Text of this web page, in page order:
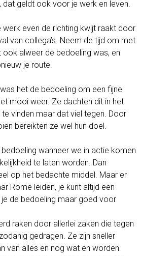
geldt ook voor je werk en leven.
werk even de richting kwijt raakt door
van collega’s. Neem de tijd om met
ook alweer de bedoeling was, en
je route.
het de bedoeling om een fijne
mooi weer. Ze dachten dit in het
te vinden maar dat viel tegen. Door
bereikten ze wel hun doel.
wanneer we in actie komen
te laten worden. Dan
op het bedachte middel. Maar er
Rome leiden, je kunt altijd een
je de bedoeling maar goed voor
raken door allerlei zaken die tegen
gedragen. Ze zijn sneller
van alles en nog wat en worden